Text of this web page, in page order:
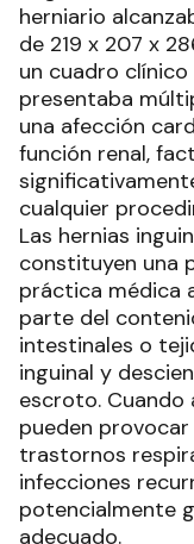
herniario
de 219 x 207 x
un cuadro
presentaba
una afección
función renal,
cualquier
Las hernias
constituyen una
práctica médica
parte del
intestinales o
inguinal y
escroto. Cuando
pueden
trastornos
infecciones
potencialmente
adecuado.